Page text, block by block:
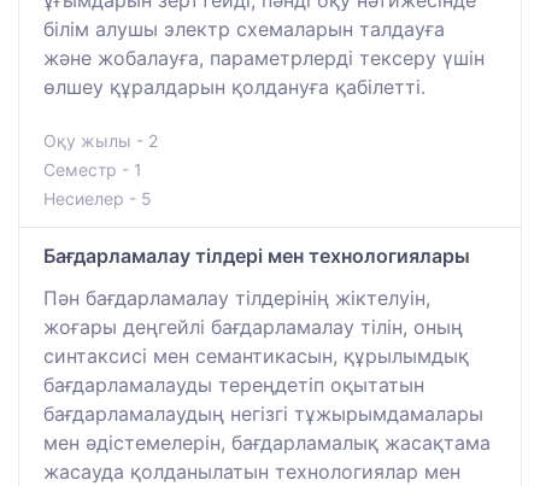
білім алушы электр схемаларын талдауға
және жобалауға, параметрлерді тексеру үшін
өлшеу құралдарын қолдануға қабілетті.
Оқу жылы - 2
Семестр - 1
Несиелер - 5
Бағдарламалау тілдері мен технологиялары
Пән бағдарламалау тілдерінің жіктелуін,
жоғары деңгейлі бағдарламалау тілін, оның
синтаксисі мен семантикасын, құрылымдық
бағдарламалауды тереңдетіп оқытатын
бағдарламалаудың негізгі тұжырымдамалары
мен әдістемелерін, бағдарламалық жасақтама
жасауда қолданылатын технологиялар мен